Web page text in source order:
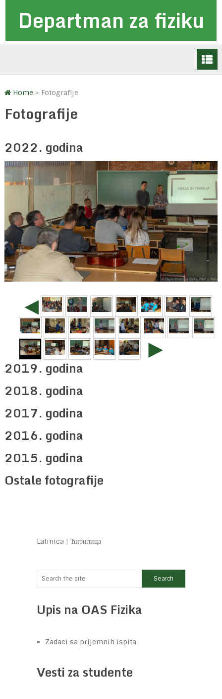
Departman za fiziku
Home > Fotografije
Fotografije
2022. godina
◄
►
2019. godina
2018. godina
2017. godina
2016. godina
2015. godina
Ostale fotografije
Latinica | Ћирилица
Upis na OAS Fizika
Zadaci sa prijemnih ispita
Vesti za studente